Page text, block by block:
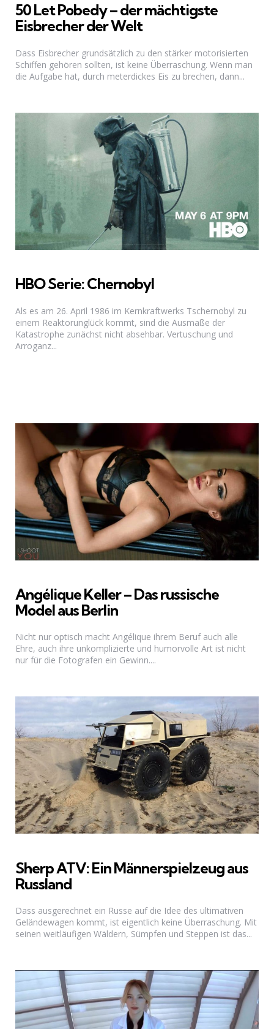
50 Let Pobedy – der mächtigste
Eisbrecher der Welt
Dass Eisbrecher grundsätzlich zu den stärker motorisierten
Schiffen gehören sollten, ist keine Überraschung. Wenn man
die Aufgabe hat, durch meterdickes Eis zu brechen, dann...
HBO Serie: Chernobyl
Als es am 26. April 1986 im Kernkraftwerks Tschernobyl zu
einem Reaktorunglück kommt, sind die Ausmaße der
Katastrophe zunächst nicht absehbar. Vertuschung und
Arroganz...
Angélique Keller – Das russische
Model aus Berlin
Nicht nur optisch macht Angélique ihrem Beruf auch alle
Ehre, auch ihre unkomplizierte und humorvolle Art ist nicht
nur für die Fotografen ein Gewinn....
Sherp ATV: Ein Männerspielzeug aus
Russland
Dass ausgerechnet ein Russe auf die Idee des ultimativen
Geländewagen kommt, ist eigentlich keine Überraschung. Mit
seinen weitläufigen Wäldern, Sümpfen und Steppen ist das...